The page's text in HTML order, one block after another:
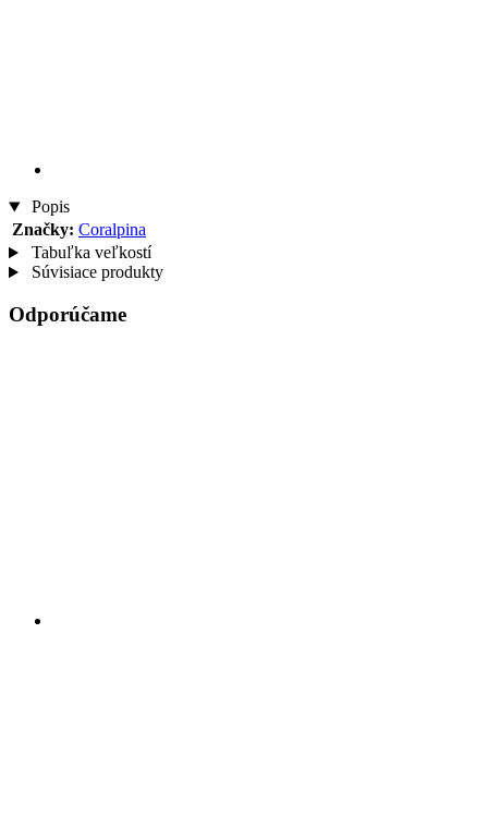
Popis
Značky: Coralpina
Tabuľka veľkostí
Súvisiace produkty
Odporúčame